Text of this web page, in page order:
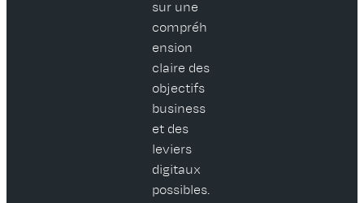
sur une
compréh
ension
claire des
objectifs
business
et des
leviers
digitaux
possibles.